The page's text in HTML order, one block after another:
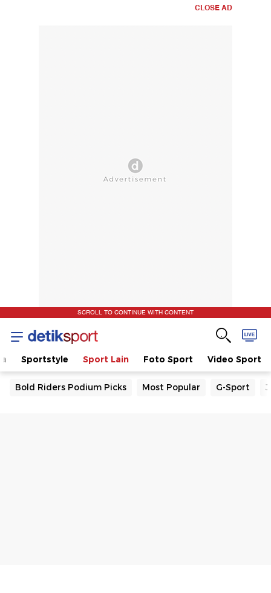
CLOSE AD
SCROLL TO CONTINUE WITH CONTENT
Sportstyle Sport Lain Foto Sport Video Sport
Bold Riders Podium Picks Most Popular G-Sport